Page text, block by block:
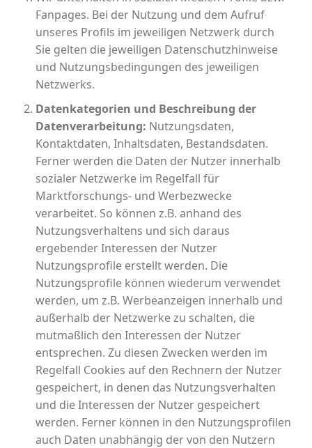
Fanpages. Bei der Nutzung und dem Aufruf
unseres Profils im jeweiligen Netzwerk durch
Sie gelten die jeweiligen Datenschutzhinweise
und Nutzungsbedingungen des jeweiligen
Netzwerks.
Datenkategorien und Beschreibung der
Datenverarbeitung: Nutzungsdaten,
Kontaktdaten, Inhaltsdaten, Bestandsdaten.
Ferner werden die Daten der Nutzer innerhalb
sozialer Netzwerke im Regelfall für
Marktforschungs- und Werbezwecke
verarbeitet. So können z.B. anhand des
Nutzungsverhaltens und sich daraus
ergebender Interessen der Nutzer
Nutzungsprofile erstellt werden. Die
Nutzungsprofile können wiederum verwendet
werden, um z.B. Werbeanzeigen innerhalb und
außerhalb der Netzwerke zu schalten, die
mutmaßlich den Interessen der Nutzer
entsprechen. Zu diesen Zwecken werden im
Regelfall Cookies auf den Rechnern der Nutzer
gespeichert, in denen das Nutzungsverhalten
und die Interessen der Nutzer gespeichert
werden. Ferner können in den Nutzungsprofilen
auch Daten unabhängig der von den Nutzern